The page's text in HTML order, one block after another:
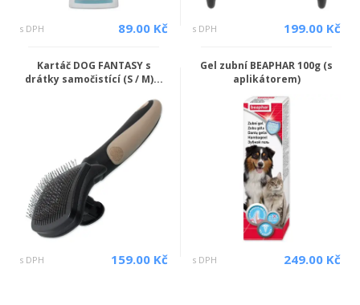
s DPH 89.00 Kč s DPH 199.00 Kč
Kartáč DOG FANTASY s
drátky samočistící (S / M)...
s DPH 159.00 Kč
Gel zubní BEAPHAR 100g (s
aplikátorem)
s DPH 249.00 Kč